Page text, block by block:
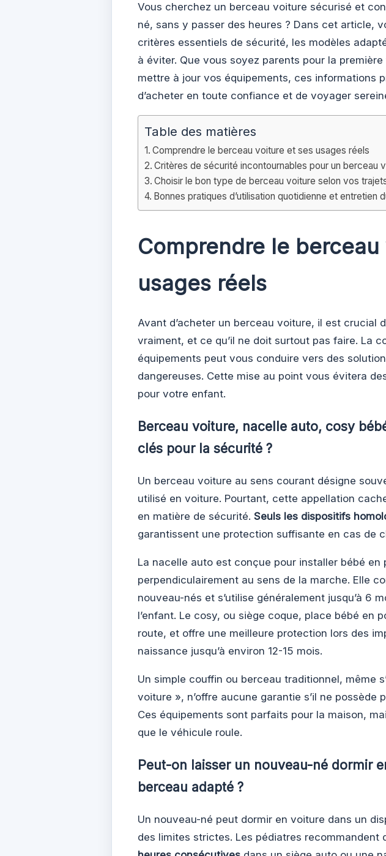
Vous cherchez un berceau voiture sécurisé et
né, sans y passer des heures ? Dans cet article,
critères essentiels de sécurité, les modèles
à éviter. Que vous soyez parents pour la
mettre à jour vos équipements, ces informations
d’acheter en toute confiance et de voyager
Table des matières
Comprendre le berceau voiture et ses usages réels
Critères de sécurité incontournables pour un berceau
Choisir le bon type de berceau voiture selon vos
Bonnes pratiques d’utilisation quotidienne et entretien
Comprendre le
usages réels
Avant d’acheter un berceau voiture, il est crucial
vraiment, et ce qu’il ne doit surtout pas faire. La
équipements peut vous conduire vers des
dangereuses. Cette mise au point vous évitera
pour votre enfant.
Berceau voiture, nacelle auto, cosy
clés pour la sécurité ?
Un berceau voiture au sens courant désigne
utilisé en voiture. Pourtant, cette appellation
en matière de sécurité. Seuls les dispositifs
garantissent une protection suffisante en cas de
La nacelle auto est conçue pour installer bébé en
perpendiculairement au sens de la marche. Elle
nouveau-nés et s’utilise généralement jusqu’à 6
l’enfant. Le cosy, ou siège coque, place bébé en
route, et offre une meilleure protection lors des
naissance jusqu’à environ 12-15 mois.
Un simple couffin ou berceau traditionnel, même
voiture », n’offre aucune garantie s’il ne possède
Ces équipements sont parfaits pour la maison,
que le véhicule roule.
Peut-on laisser un nouveau-né dormir
berceau adapté ?
Un nouveau-né peut dormir en voiture dans un
des limites strictes. Les pédiatres recommandent